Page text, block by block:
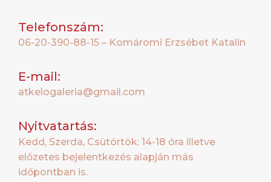
Telefonszám:
06-20-390-88-15 – Komáromi Erzsébet Katalin
E-mail:
atkelogaleria@gmail.com
Nyitvatartás:
Kedd, Szerda, Csütörtök: 14-18 óra illetve
előzetes bejelentkezés alapján más
időpontban is.